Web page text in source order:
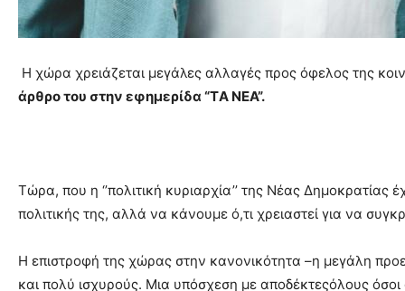
Η χώρα χρειάζεται μεγάλες αλλαγές προς όφελος της
άρθρο του στην εφημερίδα “TΑ ΝΕΑ”.
Τώρα, που η ‘’πολιτική κυριαρχία’’ της Νέας
πολιτικής της, αλλά να κάνουμε ό,τι χρειαστεί για να
Η επιστροφή της χώρας στην κανονικότητα –η μεγάλη
και πολύ ισχυρούς. Μια υπόσχεση με αποδέκτεςόλους